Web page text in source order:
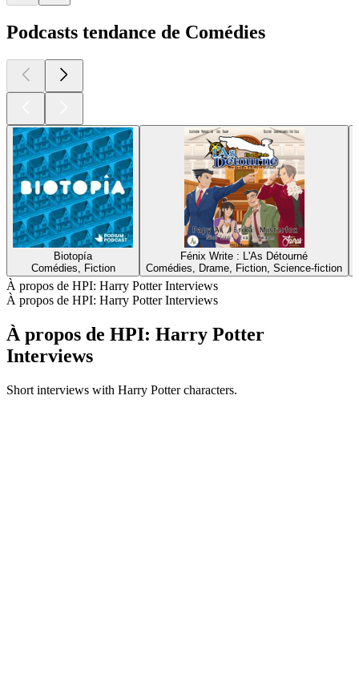
Podcasts tendance de Comédies
Biotopía
Comédies, Fiction
Fénix Write : L'As Détourné
Comédies, Drame, Fiction, Science-fiction
À propos de HPI: Harry Potter Interviews
À propos de HPI: Harry Potter Interviews
À propos de HPI: Harry Potter
Interviews
Short interviews with Harry Potter characters.